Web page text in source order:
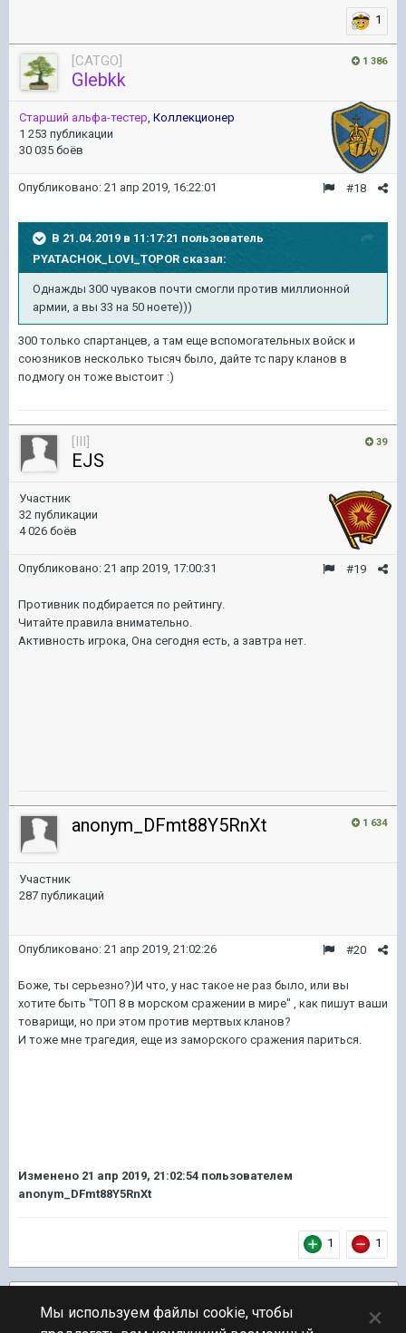
1
1 386
[CATGO]
Glebkk
Старший альфа-тестер, Коллекционер
1 253 публикации
30 035 боёв
#18
Опубликовано: 21 апр 2019, 16:22:01
В 21.04.2019 в 11:17:21 пользователь
PYATACHOK_LOVI_TOPOR сказал:
Однажды 300 чуваков почти смогли против миллионной
армии, а вы 33 на 50 ноете)))
300 только спартанцев, а там еще вспомогательных войск и
союзников несколько тысяч было, дайте тс пару кланов в
подмогу он тоже выстоит :)
39
[III]
EJS
Участник
32 публикации
4 026 боёв
#19
Опубликовано: 21 апр 2019, 17:00:31
Противник подбирается по рейтингу.
Читайте правила внимательно.
Активность игрока, Она сегодня есть, а завтра нет.
1 634
anonym_DFmt88Y5RnXt
Участник
287 публикаций
#20
Опубликовано: 21 апр 2019, 21:02:26
Боже, ты серьезно?)И что, у нас такое не раз было, или вы
хотите быть "ТОП 8 в морском сражении в мире" , как пишут ваши
товарищи, но при этом против мертвых кланов?
И тоже мне трагедия, еще из заморского сражения париться.
Изменено 21 апр 2019, 21:02:54 пользователем
anonym_DFmt88Y5RnXt
1 1
Мы используем файлы cookie, чтобы
×